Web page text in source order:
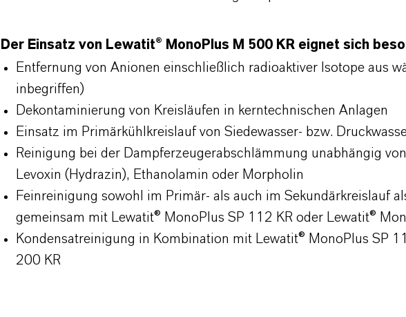
Der Einsatz von Lewatit® MonoPlus M 500 KR eignet sich
Entfernung von Anionen einschließlich radioaktiver Isotope aus
inbegriffen)
Dekontaminierung von Kreisläufen in kerntechnischen Anlagen
Einsatz im Primärkühlkreislauf von Siedewasser- bzw.
Reinigung bei der Dampferzeugerabschlämmung unabhängig
Levoxin (Hydrazin), Ethanolamin oder Morpholin
Feinreinigung sowohl im Primär- als auch im Sekundärkreislauf
gemeinsam mit Lewatit® MonoPlus SP 112 KR oder Lewatit®
Kondensatreinigung in Kombination mit Lewatit® MonoPlus SP
200 KR